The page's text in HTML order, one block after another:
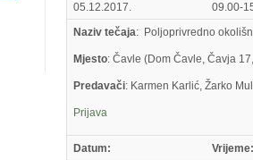
05.12.2017.
09.00-
Naziv tečaja: Poljoprivredno
Mjesto: Čavle (Dom Čavle, Čavja
Predavači: Karmen Karlić, Žarko
Prijava
Datum: Vrijeme: